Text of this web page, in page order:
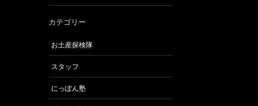
カテゴリー
お土産探検隊
スタッフ
にっぽん塾